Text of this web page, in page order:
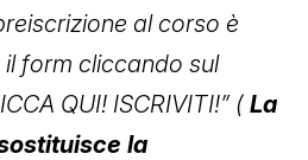
al corso è
form cliccando sul
QUI! ISCRIVITI!” ( La
la